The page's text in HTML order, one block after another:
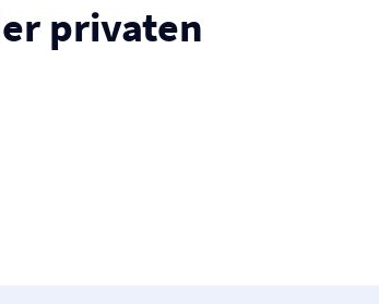
privaten